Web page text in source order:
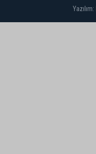
Yazılım: